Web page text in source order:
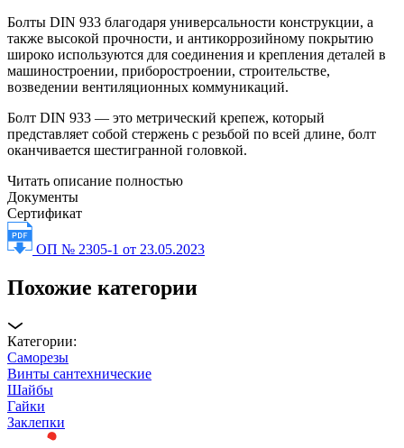
Болты DIN 933 благодаря универсальности конструкции, а
также высокой прочности, и антикоррозийному покрытию
широко используются для соединения и крепления деталей в
машиностроении, приборостроении, строительстве,
возведении вентиляционных коммуникаций.
Болт DIN 933 — это метрический крепеж, который
представляет собой стержень с резьбой по всей длине, болт
оканчивается шестигранной головкой.
Читать описание полностью
Документы
Сертификат
ОП № 2305-1 от 23.05.2023
Похожие категории
Категории:
Саморезы
Винты сантехнические
Шайбы
Гайки
Заклепки